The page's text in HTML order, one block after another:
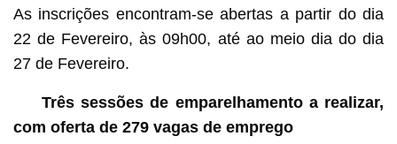
As inscrições encontram-se abertas a partir do dia
22 de Fevereiro, às 09h00, até ao meio dia do dia
27 de Fevereiro.
Três sessões de emparelhamento a realizar,
com oferta de 279 vagas de emprego